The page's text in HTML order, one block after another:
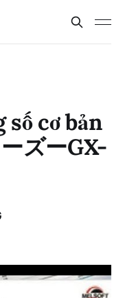
số cơ bản
ズーGX-